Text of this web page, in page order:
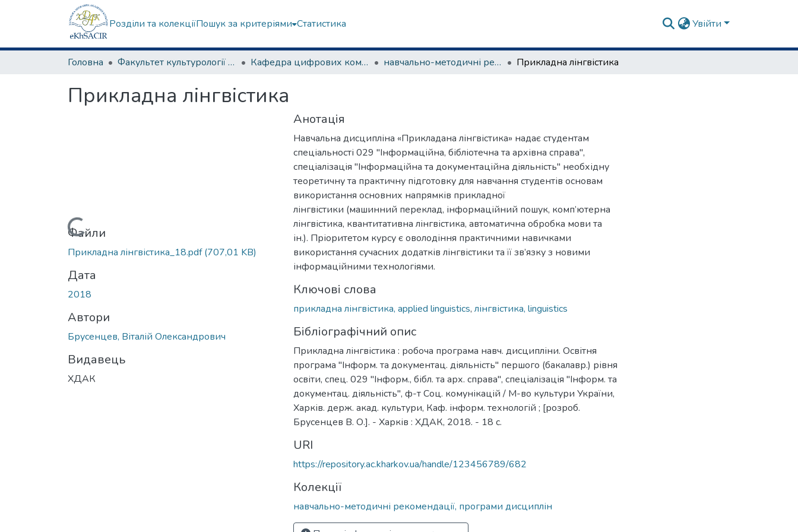
Розділи та колекціїПошук за критеріями Статистика Увійти
Головна Факультет культурології та соціальних комунікацій Кафедра цифрових комунікацій та інформаційних технологій навчально-методичні рекомендації, програми дисциплін Прикладна лінгвістика
Прикладна лінгвістика
Вантажиться...
Файли
Прикладна лінгвістика_18.pdf(707,01 KB)
Дата
2018
Автори
Брусенцев, Віталій Олександрович
Видавець
ХДАК
Анотація
Навчальна дисципліна «Прикладана лінгвістика» надає студентам
спеціальності 029 "Інформаційна, бібліотечна та архівна справа",
спеціалізація "Інформаційна та документаційна діяльність" необхідну
теоретичну та практичну підготовку для навчання студентів основам
використання основних напрямків прикладної
лінгвістики (машинний переклад, інформаційний пошук, комп’ютерна
лінгвістика, квантитативна лінгвістика, автоматична обробка мови та
ін.). Пріоритетом курсу є оволодіння практичними навичками
використання сучасних додатків лінгвістики та її зв’язку з новими
інформаційними технологіями.
Ключові слова
прикладна лінгвістика, applied linguistics, лінгвістика, linguistics
Бібліографічний опис
Прикладна лінгвістика : робоча програма навч. дисципліни. Освітня
програма "Інформ. та документац. діяльність" першого (бакалавр.) рівня
освіти, спец. 029 "Інформ., бібл. та арх. справа", спеціалізація "Інформ. та
документац. діяльність", ф-т Соц. комунікацій / М-во культури України,
Харків. держ. акад. культури, Каф. інформ. технологій ; [розроб.
Брусенцев В. О.]. - Харків : ХДАК, 2018. - 18 с.
URI
https://repository.ac.kharkov.ua/handle/123456789/682
Колекції
навчально-методичні рекомендації, програми дисциплін